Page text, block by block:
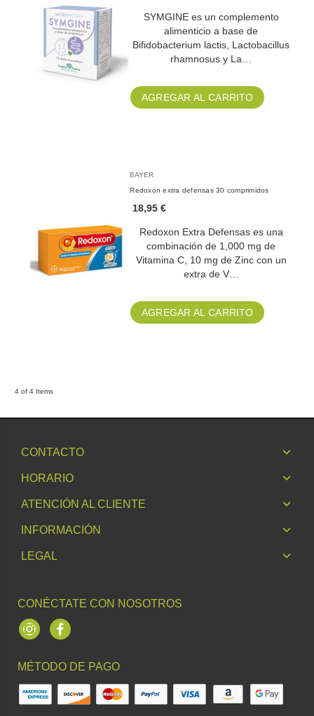
SYMGINE es un complemento
alimenticio a base de
Bifidobacterium lactis, Lactobacillus
rhamnosus y La…
AGREGAR AL CARRITO
BAYER
Redoxon extra defensas 30 comprimidos
18,95 €
Redoxon Extra Defensas es una
combinación de 1,000 mg de
Vitamina C, 10 mg de Zinc con un
extra de V…
AGREGAR AL CARRITO
4 of 4 Items
CONTACTO
HORARIO
ATENCIÓN AL CLIENTE
INFORMACIÓN
LEGAL
CONÉCTATE CON NOSOTROS
InstagramFacebook
MÉTODO DE PAGO